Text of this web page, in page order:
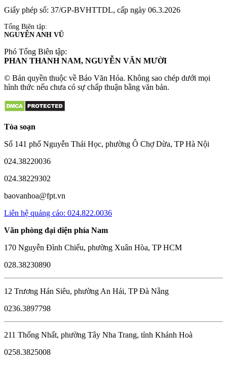
Giấy phép số: 37/GP-BVHTTDL, cấp ngày 06.3.2026
Tổng Biên tập:
NGUYỄN ANH VŨ
Phó Tổng Biên tập:
PHAN THANH NAM, NGUYỄN VĂN MƯỜI
© Bản quyền thuộc về Báo Văn Hóa. Không sao chép dưới mọi
hình thức nếu chưa có sự chấp thuận bằng văn bản.
Tòa soạn
Số 141 phố Nguyễn Thái Học, phường Ô Chợ Dừa, TP Hà Nội
024.38220036
024.38229302
baovanhoa@fpt.vn
Liên hệ quảng cáo: 024.822.0036
Văn phòng đại diện phía Nam
170 Nguyễn Đình Chiểu, phường Xuân Hòa, TP HCM
028.38230890
12 Trương Hán Siêu, phường An Hải, TP Đà Nẵng
0236.3897798
211 Thống Nhất, phường Tây Nha Trang, tỉnh Khánh Hoà
0258.3825008